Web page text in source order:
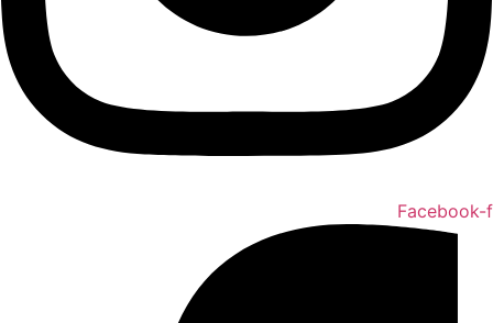
Facebook-f